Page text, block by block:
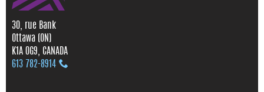
30, rue Bank
Ottawa (ON)
K1A 0G9, CANADA
613 782‑8914